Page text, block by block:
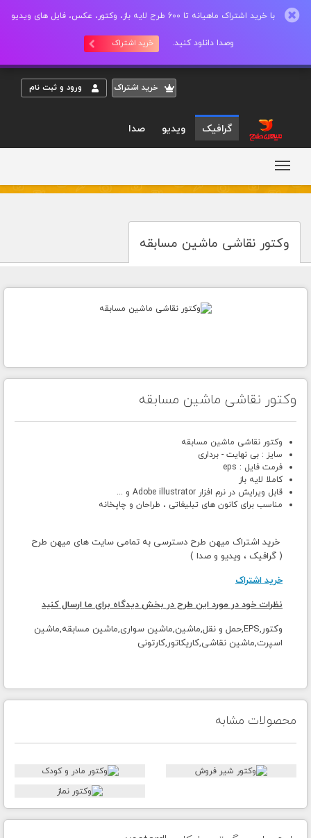
با خرید اشتراک ماهیانه تا 600 طرح لایه باز، وکتور، عکس، فایل های ویدیو
وصدا دانلود کنید. خرید اشتراک
خريد اشتراک ورود و ثبت نام
گرافیک ویدیو صدا
وکتور نقاشی ماشین مسابقه
وکتور نقاشی ماشین مسابقه
وکتور نقاشی ماشین مسابقه
سایز : بی نهایت - برداری
فرمت فایل : eps
کاملا لایه باز
قابل ویرایش در نرم افزار Adobe illustrator و ...
مناسب برای کانون های تبلیغاتی ، طراحان و چاپخانه
خرید اشتراک میهن طرح دسترسی به تمامی سایت های میهن طرح
( گرافیک ، ویدیو و صدا )
خرید اشتراک
نظرات خود در مورد این طرح در بخش دیدگاه برای ما ارسال کنید
وکتور,EPS,حمل و نقل,ماشین,ماشین سواری,ماشین مسابقه,ماشین
اسپرت,ماشین نقاشی,کاریکاتور,کارتونی
محصولات مشابه